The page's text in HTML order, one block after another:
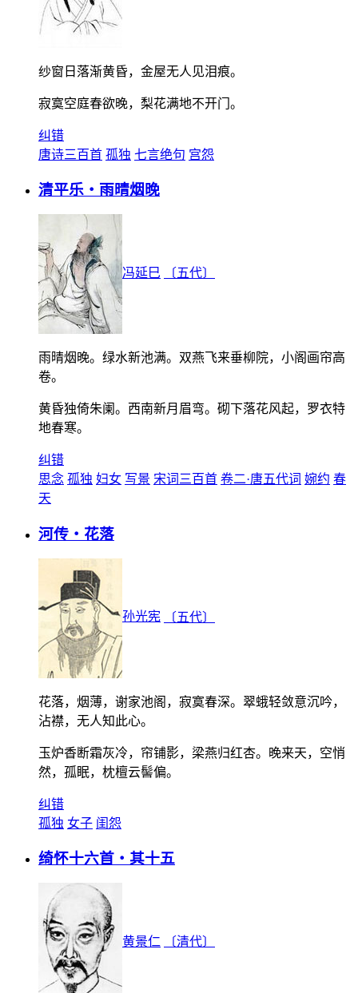
纱窗日落渐黄昏，金屋无人见泪痕。
寂寞空庭春欲晚，梨花满地不开门。
纠错
唐诗三百首 孤独 七言绝句 宫怨
清平乐・雨晴烟晚
冯延巳 〔五代〕
雨晴烟晚。绿水新池满。双燕飞来垂柳院，小阁画帘高
卷。
黄昏独倚朱阑。西南新月眉弯。砌下落花风起，罗衣特
地春寒。
纠错
思念 孤独 妇女 写景 宋词三百首 卷二·唐五代词 婉约 春
天
河传・花落
孙光宪 〔五代〕
花落，烟薄，谢家池阁，寂寞春深。翠蛾轻敛意沉吟，
沾襟，无人知此心。
玉炉香断霜灰冷，帘铺影，梁燕归红杏。晚来天，空悄
然，孤眠，枕檀云髻偏。
纠错
孤独 女子 闺怨
绮怀十六首・其十五
黄景仁 〔清代〕